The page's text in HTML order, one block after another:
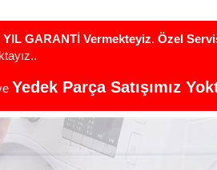
YIL GARANTİ Vermekteyiz. Özel
Yedek Parça Satışımız